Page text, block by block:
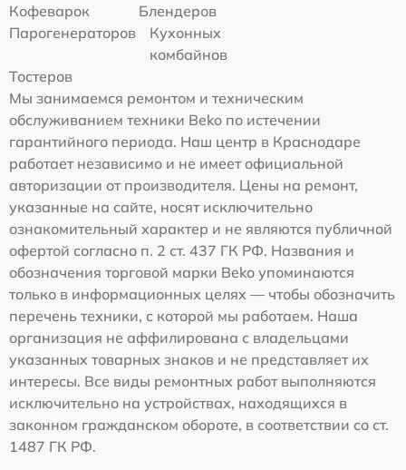
Кофеварок
Блендеров
Парогенераторов
Кухонных
комбайнов
Тостеров
Мы занимаемся ремонтом и техническим
обслуживанием техники Beko по истечении
гарантийного периода. Наш центр в Краснодаре
работает независимо и не имеет официальной
авторизации от производителя. Цены на ремонт,
указанные на сайте, носят исключительно
ознакомительный характер и не являются публичной
офертой согласно п. 2 ст. 437 ГК РФ. Названия и
обозначения торговой марки Beko упоминаются
только в информационных целях — чтобы обозначить
перечень техники, с которой мы работаем. Наша
организация не аффилирована с владельцами
указанных товарных знаков и не представляет их
интересы. Все виды ремонтных работ выполняются
исключительно на устройствах, находящихся в
законном гражданском обороте, в соответствии со ст.
1487 ГК РФ.